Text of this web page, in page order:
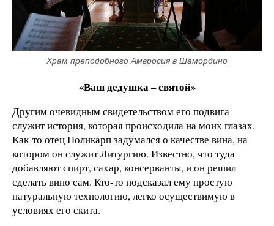
Храм преподобного Амвросия в Шамордино
«Ваш дедушка – святой»
Другим очевидным свидетельством его подвига
служит история, которая происходила на моих глазах.
Как-то отец Поликарп задумался о качестве вина, на
котором он служит Литургию. Известно, что туда
добавляют спирт, сахар, консерванты, и он решил
сделать вино сам. Кто-то подсказал ему простую
натуральную технологию, легко осуществимую в
условиях его скита.